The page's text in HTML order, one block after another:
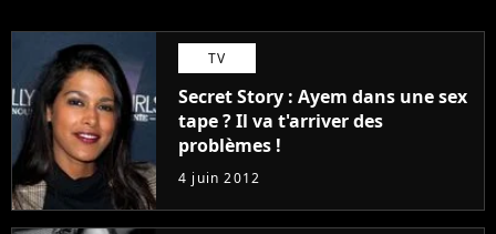
TV
Secret Story : Ayem dans une sex
tape ? Il va t'arriver des
problèmes !
4 juin 2012